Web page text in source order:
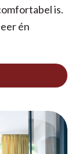
is.
én